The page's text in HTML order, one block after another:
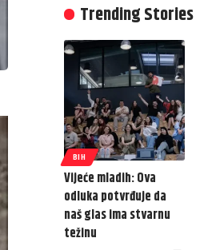
Trending Stories
BIH
Vijeće mladih: Ova
odluka potvrđuje da
naš glas ima stvarnu
težinu